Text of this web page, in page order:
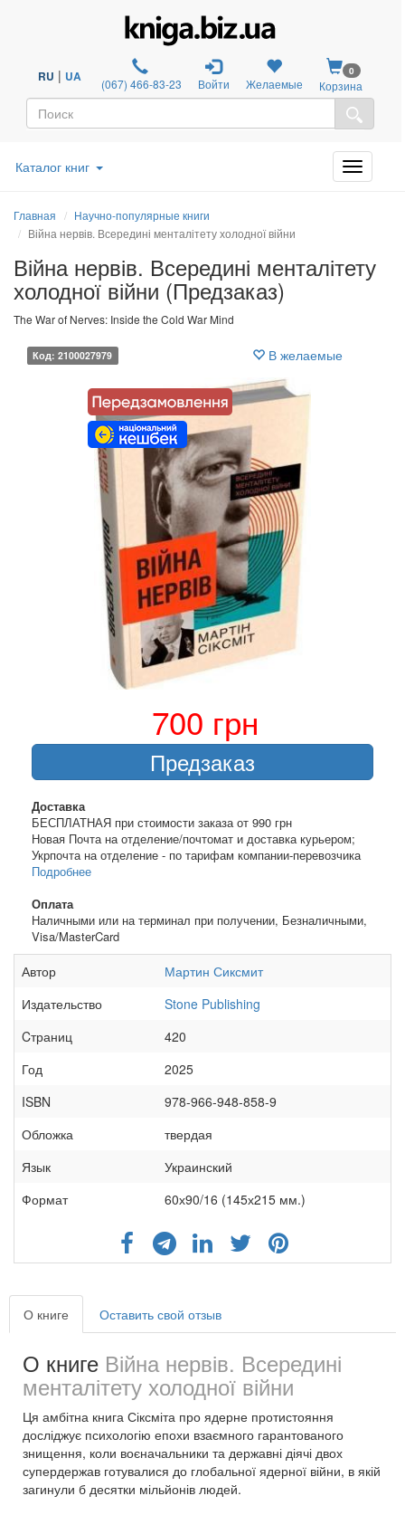
RU | UA (067) 466-83-23 Войти Желаемые
0
Корзина
Каталог книг
Главная
Научно-популярные книги
Війна нервів. Всередині менталітету холодної війни
Війна нервів. Всередині менталітету
холодної війни (Предзаказ)
The War of Nerves: Inside the Cold War Mind
Код: 2100027979 В желаемые
700 грн
Предзаказ
Доставка
БЕСПЛАТНАЯ при стоимости заказа от 990 грн
Новая Почта на отделение/почтомат и доставка курьером;
Укрпочта на отделение - по тарифам компании-перевозчика
Подробнее
Оплата
Наличными или на терминал при получении, Безналичными,
Visa/MasterCard
Автор
Мартин Сиксмит
Издательство
Stone Publishing
Cтраниц
420
Год
2025
ISBN
978-966-948-858-9
Обложка
твердая
Язык
Украинский
Формат
60х90/16 (145х215 мм.)
О книге Оставить свой отзыв
О книге Війна нервів. Всередині
менталітету холодної війни
Ця амбітна книга Сіксміта про ядерне протистояння
досліджує психологію епохи взаємного гарантованого
знищення, коли воєначальники та державні діячі двох
супердержав готувалися до глобальної ядерної війни, в якій
загинули б десятки мільйонів людей.